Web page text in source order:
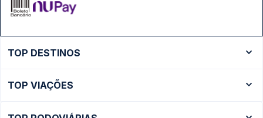
TOP DESTINOS
Ônibus São Paulo
TOP VIAÇÕES